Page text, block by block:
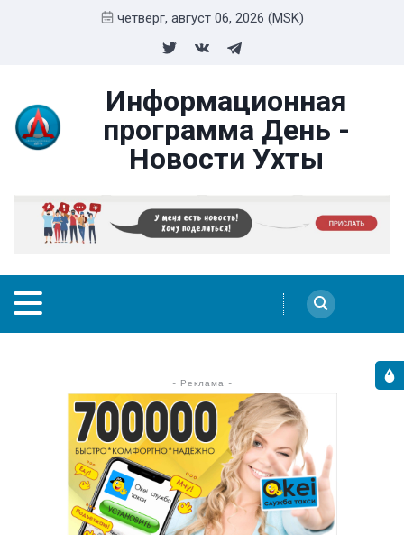
четверг, август 06, 2026 (MSK)
Информационная
программа День -
Новости Ухты
- Реклама -